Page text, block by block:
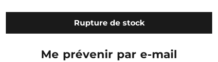
Rupture de stock
Me prévenir par e-mail